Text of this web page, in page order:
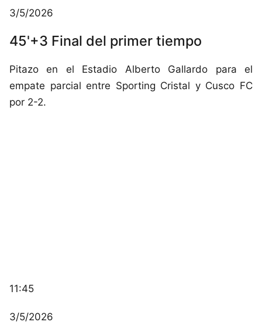
3/5/2026
45'+3 Final del primer tiempo
Pitazo en el Estadio Alberto Gallardo para el
empate parcial entre Sporting Cristal y Cusco FC
por 2-2.
11:45
3/5/2026